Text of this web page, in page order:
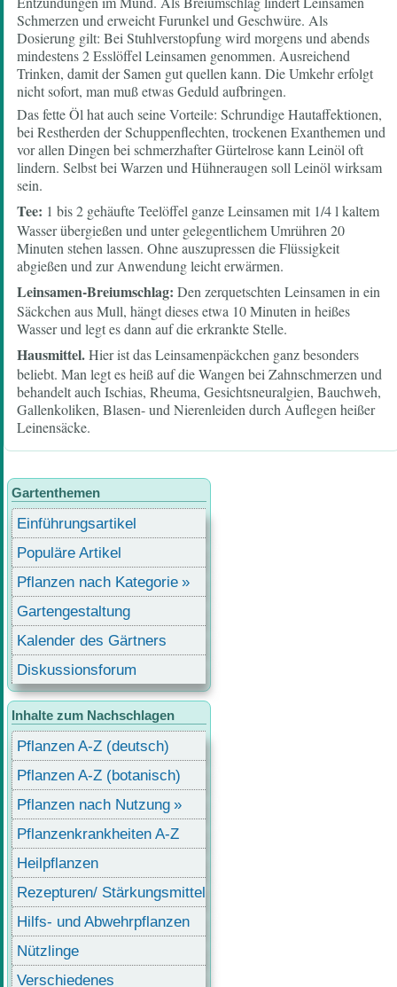
Schmerzen und erweicht Furunkel und Geschwüre. Als
Dosierung gilt: Bei Stuhlverstopfung wird morgens und abends
mindestens 2 Esslöffel Leinsamen genommen. Ausreichend
Trinken, damit der Samen gut quellen kann. Die Umkehr erfolgt
nicht sofort, man muß etwas Geduld aufbringen.
Das fette Öl hat auch seine Vorteile: Schrundige Hautaffektionen,
bei Restherden der Schuppenflechten, trockenen Exanthemen und
vor allen Dingen bei schmerzhafter Gürtelrose kann Leinöl oft
lindern. Selbst bei Warzen und Hühneraugen soll Leinöl wirksam
sein.
Tee: 1 bis 2 gehäufte Teelöffel ganze Leinsamen mit 1/4 l kaltem
Wasser übergießen und unter gelegentlichem Umrühren 20
Minuten stehen lassen. Ohne auszupressen die Flüssigkeit
abgießen und zur Anwendung leicht erwärmen.
Leinsamen-Breiumschlag: Den zerquetschten Leinsamen in ein
Säckchen aus Mull, hängt dieses etwa 10 Minuten in heißes
Wasser und legt es dann auf die erkrankte Stelle.
Hausmittel.Hier ist das Leinsamenpäckchen ganz besonders
beliebt. Man legt es heiß auf die Wangen bei Zahnschmerzen und
behandelt auch Ischias, Rheuma, Gesichtsneuralgien, Bauchweh,
Gallenkoliken, Blasen- und Nierenleiden durch Auflegen heißer
Leinensäcke.
Gartenthemen
Einführungsartikel
Populäre Artikel
Pflanzen nach Kategorie
Gartengestaltung
Kalender des Gärtners
Diskussionsforum
Inhalte zum Nachschlagen
Pflanzen A-Z (deutsch)
Pflanzen A-Z (botanisch)
Pflanzen nach Nutzung
Pflanzenkrankheiten A-Z
Heilpflanzen
Rezepturen/ Stärkungsmittel
Hilfs- und Abwehrpflanzen
Nützlinge
Verschiedenes